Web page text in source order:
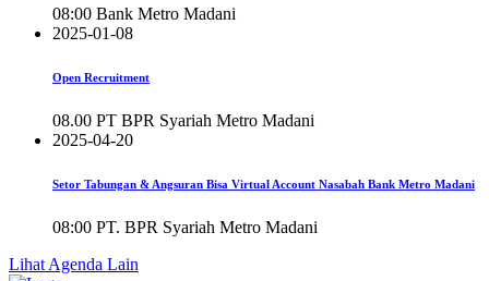
08:00 Bank Metro Madani
2025-01-08
Open Recruitment
08.00 PT BPR Syariah Metro Madani
2025-04-20
Setor Tabungan & Angsuran Bisa Virtual Account Nasabah Bank Metro Madani
08:00 PT. BPR Syariah Metro Madani
Lihat Agenda Lain